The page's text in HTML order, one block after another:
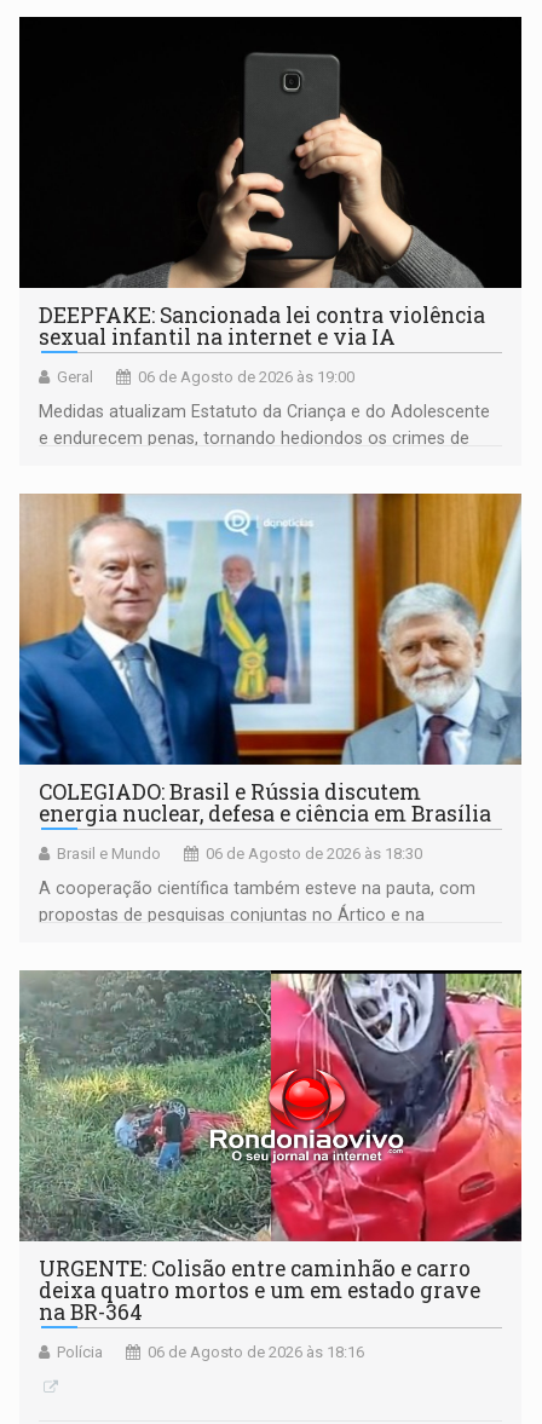
DEEPFAKE: Sancionada lei contra violência
sexual infantil na internet e via IA
Geral 06 de Agosto de 2026 às 19:00
Medidas atualizam Estatuto da Criança e do Adolescente
e endurecem penas, tornando hediondos os crimes de
COLEGIADO: Brasil e Rússia discutem
energia nuclear, defesa e ciência em Brasília
Brasil e Mundo 06 de Agosto de 2026 às 18:30
A cooperação científica também esteve na pauta, com
propostas de pesquisas conjuntas no Ártico e na
URGENTE: Colisão entre caminhão e carro
deixa quatro mortos e um em estado grave
na BR-364
Polícia 06 de Agosto de 2026 às 18:16